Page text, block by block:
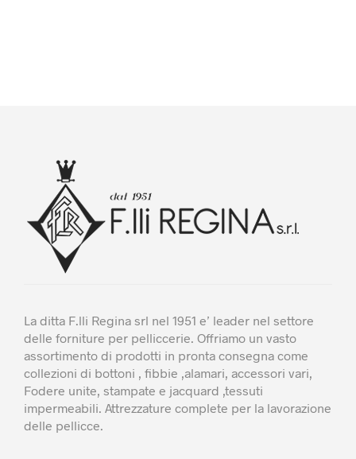
La ditta F.lli Regina srl nel 1951 e’ leader nel settore
delle forniture per pelliccerie. Offriamo un vasto
assortimento di prodotti in pronta consegna come
collezioni di bottoni , fibbie ,alamari, accessori vari,
Fodere unite, stampate e jacquard ,tessuti
impermeabili. Attrezzature complete per la lavorazione
delle pellicce.